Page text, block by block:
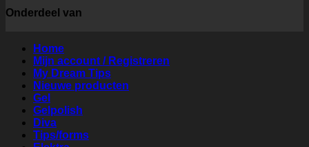
Onderdeel van
Home
Mijn account / Registreren
My Dream Tips
Nieuwe producten
Gel
Gelpolish
Diva
Tips/forms